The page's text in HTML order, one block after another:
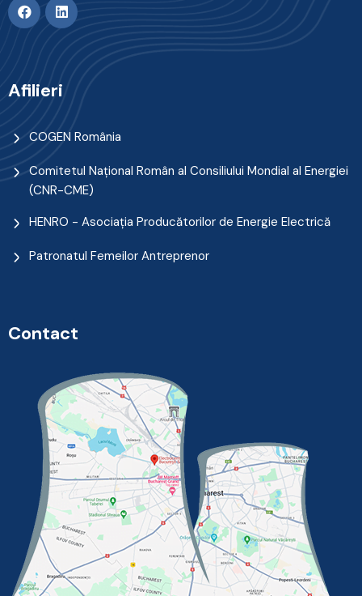
Afilieri
COGEN România
Comitetul Naţional Român al Consiliului Mondial al Energiei
(CNR-CME)
HENRO - Asociația Producătorilor de Energie Electrică
Patronatul Femeilor Antreprenor
Contact